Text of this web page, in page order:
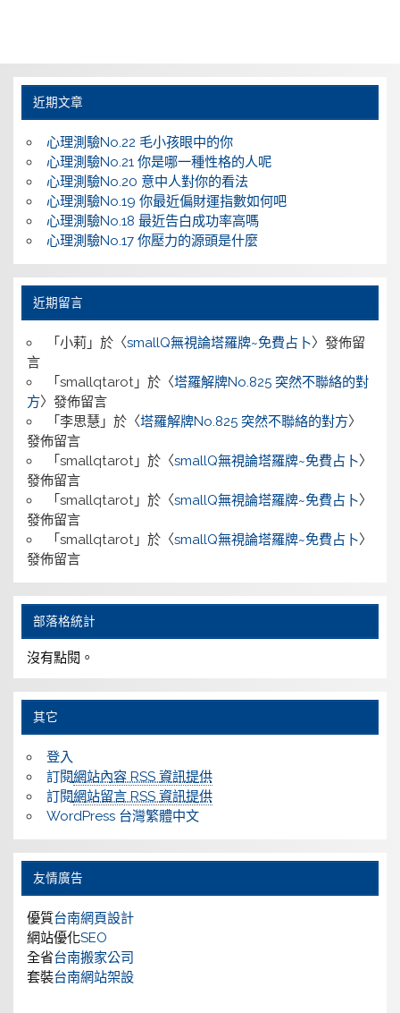
近期文章
心理測驗No.22 毛小孩眼中的你
心理測驗No.21 你是哪一種性格的人呢
心理測驗No.20 意中人對你的看法
心理測驗No.19 你最近偏財運指數如何吧
心理測驗No.18 最近告白成功率高嗎
心理測驗No.17 你壓力的源頭是什麼
近期留言
「 小莉」於〈smallQ無視論塔羅牌~免費占卜〉發佈留
言
「 smallqtarot」於〈塔羅解牌No.825 突然不聯絡的對
方〉發佈留言
「 李思慧」於〈塔羅解牌No.825 突然不聯絡的對方〉
發佈留言
「 smallqtarot」於〈smallQ無視論塔羅牌~免費占卜〉
發佈留言
「 smallqtarot」於〈smallQ無視論塔羅牌~免費占卜〉
發佈留言
「 smallqtarot」於〈smallQ無視論塔羅牌~免費占卜〉
發佈留言
部落格統計
沒有點閱。
其它
登入
訂閱網站內容 RSS 資訊提供
訂閱網站留言 RSS 資訊提供
WordPress 台灣繁體中文
友情廣告
優質台南網頁設計
網站優化SEO
全省台南搬家公司
套裝台南網站架設